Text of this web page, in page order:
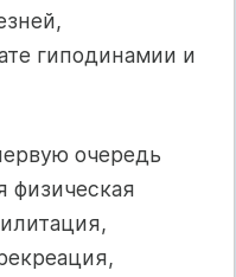
гиподинамии и
очередь
физическая